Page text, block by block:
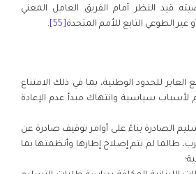
قيد النظر أمام الفريق العامل المعني
غير الطوعي التابع للأمم المتحدة [55]
.
للحدود الوطنية، بما في ذلك الامتناع
لأسباب سياسية وانتهاك مبدأ عدم الإعادة
الصادرة بناءً على أوامر توقيف صادرة عن
طالما لم يتم إصلاح إطارها وأنظمتها بما